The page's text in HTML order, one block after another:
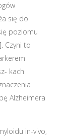
się do
poziomu
Czyni to
kach
Alzheimera
in-vivo,